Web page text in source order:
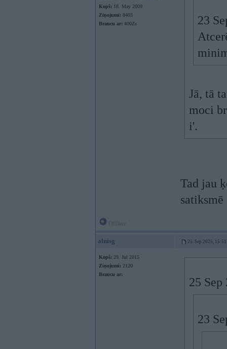
Kopš: 18. May 2009
Ziņojumi: 8403
Braucu ar: 400Zs
23
Jā, tā
moci
i'.
Tad jau
satiksmē
alnisg 25. Sep 2025, 15:51
Kopš: 29. Jul 2015
Ziņojumi: 2120
Braucu ar:
25
23